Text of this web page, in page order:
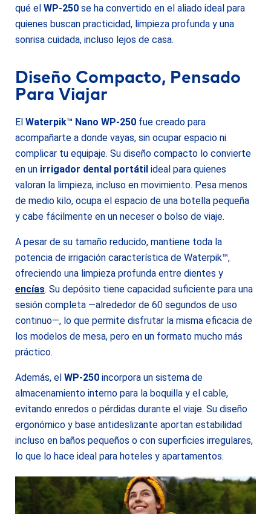
qué el WP-250 se ha convertido en el aliado ideal para
quienes buscan practicidad, limpieza profunda y una
sonrisa cuidada, incluso lejos de casa.
Diseño Compacto, Pensado
Para Viajar
El Waterpik™ Nano WP-250 fue creado para
acompañarte a donde vayas, sin ocupar espacio ni
complicar tu equipaje. Su diseño compacto lo convierte
en un irrigador dental portátil ideal para quienes
valoran la limpieza, incluso en movimiento. Pesa menos
de medio kilo, ocupa el espacio de una botella pequeña
y cabe fácilmente en un neceser o bolso de viaje.
A pesar de su tamaño reducido, mantiene toda la
potencia de irrigación característica de Waterpik™,
ofreciendo una limpieza profunda entre dientes y
encías. Su depósito tiene capacidad suficiente para una
sesión completa —alrededor de 60 segundos de uso
continuo—, lo que permite disfrutar la misma eficacia de
los modelos de mesa, pero en un formato mucho más
práctico.
Además, el WP-250 incorpora un sistema de
almacenamiento interno para la boquilla y el cable,
evitando enredos o pérdidas durante el viaje. Su diseño
ergonómico y base antideslizante aportan estabilidad
incluso en baños pequeños o con superficies irregulares,
lo que lo hace ideal para hoteles y apartamentos.